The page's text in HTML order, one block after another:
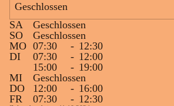
Geschlossen
SA
Geschlossen
SO
Geschlossen
MO 07:30 - 12:30
DI
07:30 - 12:00
15:00
- 19:00
MI
Geschlossen
DO
12:00 - 16:00
FR
07:30 - 12:30